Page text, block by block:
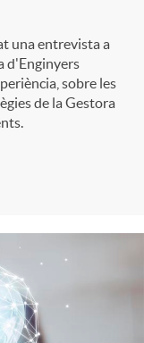
una entrevista a
d'Enginyers
sobre les
de la Gestora